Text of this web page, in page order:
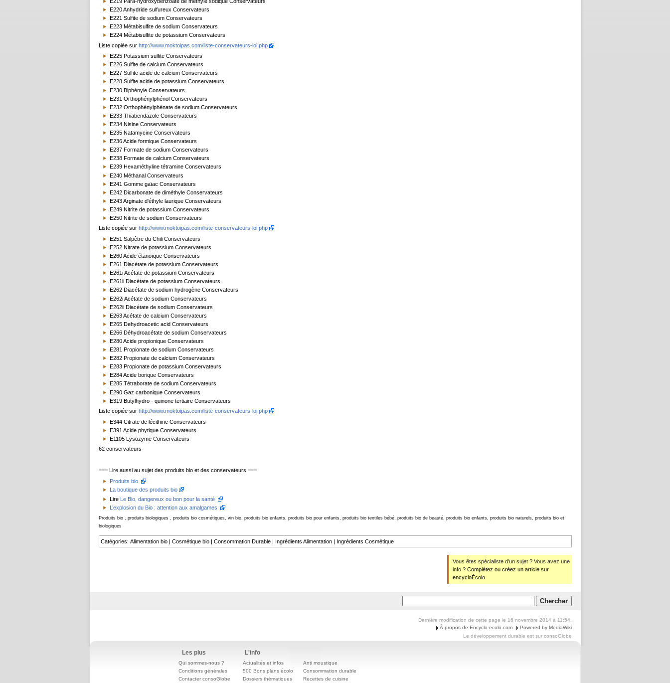
E220 Anhydride sulfureux Conservateurs
E221 Sulfite de sodium Conservateurs
E223 Métabisulfite de sodium Conservateurs
E224 Métabisulfite de potassium Conservateurs
Liste copiée sur http://www.moktoipas.com/liste-conservateurs-loi.php
E225 Potassium sulfite Conservateurs
E226 Sulfite de calcium Conservateurs
E227 Sulfite acide de calcium Conservateurs
E228 Sulfite acide de potassium Conservateurs
E230 Biphényle Conservateurs
E231 Orthophénylphénol Conservateurs
E232 Orthophénylphénate de sodium Conservateurs
E233 Thiabendazole Conservateurs
E234 Nisine Conservateurs
E235 Natamycine Conservateurs
E236 Acide formique Conservateurs
E237 Formate de sodium Conservateurs
E238 Formate de calcium Conservateurs
E239 Hexaméthyline tétramine Conservateurs
E240 Méthanal Conservateurs
E241 Gomme gaïac Conservateurs
E242 Dicarbonate de diméthyle Conservateurs
E243 Arginate d'éthyle laurique Conservateurs
E249 Nitrite de potassium Conservateurs
E250 Nitrite de sodium Conservateurs
Liste copiée sur http://www.moktoipas.com/liste-conservateurs-loi.php
E251 Salpêtre du Chili Conservateurs
E252 Nitrate de potassium Conservateurs
E260 Acide étanoïque Conservateurs
E261 Diacétate de potassium Conservateurs
E261i Acétate de potassium Conservateurs
E261ii Diacétate de potassium Conservateurs
E262 Diacétate de sodium hydrogène Conservateurs
E262i Acétate de sodium Conservateurs
E262ii Diacétate de sodium Conservateurs
E263 Acétate de calcium Conservateurs
E265 Dehydroacetic acid Conservateurs
E266 Déhydroacétate de sodium Conservateurs
E280 Acide propionique Conservateurs
E281 Propionate de sodium Conservateurs
E282 Propionate de calcium Conservateurs
E283 Propionate de potassium Conservateurs
E284 Acide borique Conservateurs
E285 Tétraborate de sodium Conservateurs
E290 Gaz carbonique Conservateurs
E319 Butylhydro - quinone tertiaire Conservateurs
Liste copiée sur http://www.moktoipas.com/liste-conservateurs-loi.php
E344 Citrate de lécithine Conservateurs
E391 Acide phytique Conservateurs
E1105 Lysozyme Conservateurs
62 conservateurs
=== Lire aussi au sujet des produits bio et des conservateurs ===
Produits bio
La boutique des produits bio
Lire Le Bio, dangereux ou bon pour la santé
L’explosion du Bio : attention aux amalgames
Produits bio , produits biologiques , produits bio cosmétiques, vin bio, produits bio enfants, produits bio pour enfants, produits bio textiles bébé, produits bio de beauté, produits bio enfants, produits bio naturels, produits bio et
biologiques
Catégories: Alimentation bio| Cosmétique bio| Consommation Durable| Ingrédients Alimentation| Ingrédients Cosmétique
Vous êtes spécialiste d'un sujet ? Vous avez une
info ? Complétez ou créez un article sur
encycloÉcolo.
Dernière modification de cette page le 16 novembre 2014 à 11:54.
À propos de Encyclo-ecolo.com
Powered by MediaWiki
Le développement durable est sur consoGlobe
Les plus
Qui sommes-nous ?
Conditions générales
Contacter consoGlobe
L'info
Actualités et infos
500 Bons plans écolo
Dossiers thématiques
Anti moustique
Consommation durable
Recettes de cuisine